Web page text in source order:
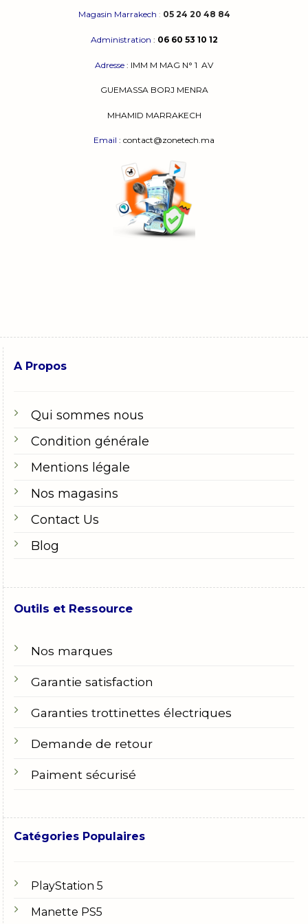
Magasin Marrakech : 05 24 20 48 84
Administration : 06 60 53 10 12
Adresse : IMM M MAG N° 1 AV
GUEMASSA BORJ MENRA
MHAMID MARRAKECH
Email : contact@zonetech.ma
A Propos
Qui sommes nous
Condition générale
Mentions légale
Nos magasins
Contact Us
Blog
Outils et Ressource
Nos marques
Garantie satisfaction
Garanties trottinettes électriques
Demande de retour
Paiment sécurisé
Catégories Populaires
PlayStation 5
Manette PS5